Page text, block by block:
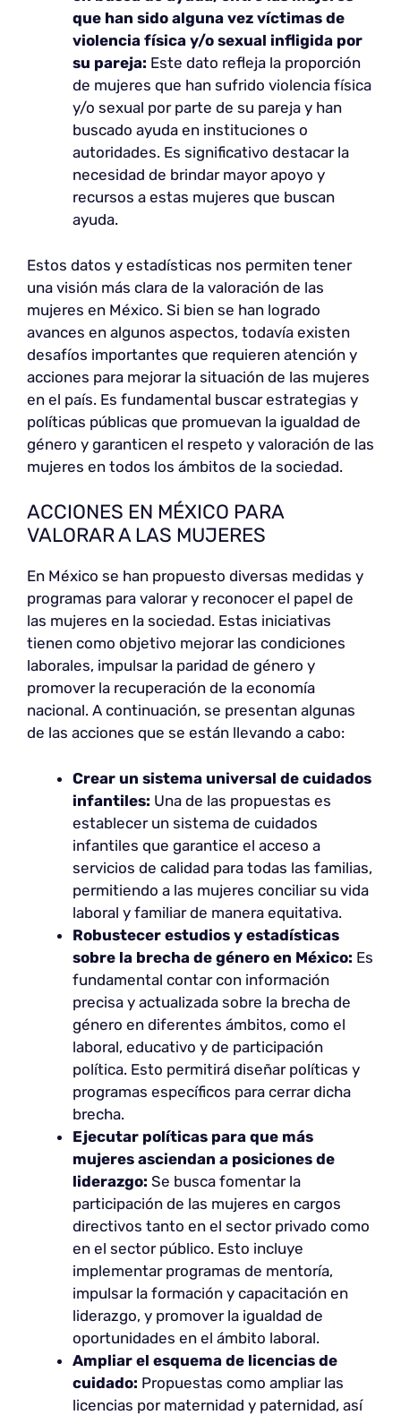
que han sido alguna vez víctimas de
violencia física y/o sexual infligida por
su pareja: Este dato refleja la proporción
de mujeres que han sufrido violencia física
y/o sexual por parte de su pareja y han
buscado ayuda en instituciones o
autoridades. Es significativo destacar la
necesidad de brindar mayor apoyo y
recursos a estas mujeres que buscan
ayuda.
Estos datos y estadísticas nos permiten tener
una visión más clara de la valoración de las
mujeres en México. Si bien se han logrado
avances en algunos aspectos, todavía existen
desafíos importantes que requieren atención y
acciones para mejorar la situación de las mujeres
en el país. Es fundamental buscar estrategias y
políticas públicas que promuevan la igualdad de
género y garanticen el respeto y valoración de las
mujeres en todos los ámbitos de la sociedad.
ACCIONES EN MÉXICO PARA
VALORAR A LAS MUJERES
En México se han propuesto diversas medidas y
programas para valorar y reconocer el papel de
las mujeres en la sociedad. Estas iniciativas
tienen como objetivo mejorar las condiciones
laborales, impulsar la paridad de género y
promover la recuperación de la economía
nacional. A continuación, se presentan algunas
de las acciones que se están llevando a cabo:
Crear un sistema universal de cuidados
infantiles: Una de las propuestas es
establecer un sistema de cuidados
infantiles que garantice el acceso a
servicios de calidad para todas las familias,
permitiendo a las mujeres conciliar su vida
laboral y familiar de manera equitativa.
Robustecer estudios y estadísticas
sobre la brecha de género en México: Es
fundamental contar con información
precisa y actualizada sobre la brecha de
género en diferentes ámbitos, como el
laboral, educativo y de participación
política. Esto permitirá diseñar políticas y
programas específicos para cerrar dicha
brecha.
Ejecutar políticas para que más
mujeres asciendan a posiciones de
liderazgo: Se busca fomentar la
participación de las mujeres en cargos
directivos tanto en el sector privado como
en el sector público. Esto incluye
implementar programas de mentoría,
impulsar la formación y capacitación en
liderazgo, y promover la igualdad de
oportunidades en el ámbito laboral.
Ampliar el esquema de licencias de
cuidado: Propuestas como ampliar las
licencias por maternidad y paternidad, así